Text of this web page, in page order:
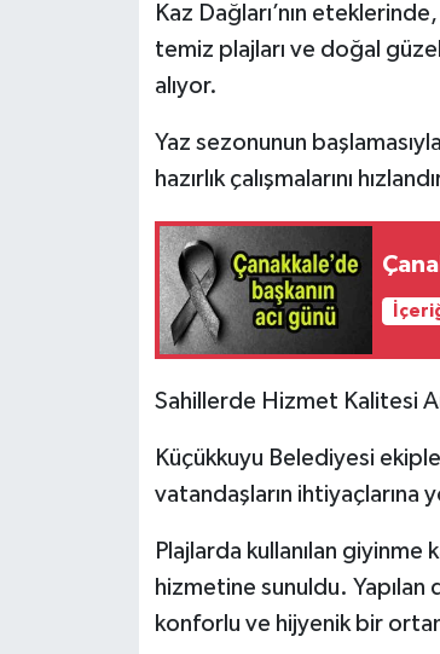
Kaz Dağları’nın
temiz plajları ve doğal
alıyor.
Yaz sezonunun
hazırlık çalışmalarını
Sahillerde Hizmet Kalitesi
Küçükkuyu Belediyesi
vatandaşların
Plajlarda kullanılan giyinme
hizmetine sunuldu.
konforlu ve hijyenik bir